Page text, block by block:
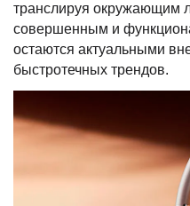
транслируя окружающим
совершенным и
остаются актуальными
быстротечных трендов.